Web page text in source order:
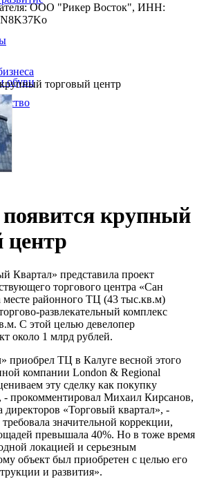
обуви
ООО "Рикер Восток", ИНН:
торговый центр
крупный
центр
Квартал» представила проект
торгового центра «Сан
районного ТЦ (43 тыс.кв.м)
развлекательный комплекс
С этой целью девелопер
около 1 млрд рублей.
приобрел ТЦ в Калуге весной этого
компании London & Regional
эту сделку как покупку
- прокомментировал Михаил Кирсанов,
директоров «Торговый квартал», -
значительной коррекции,
превышала 40%. Но в тоже время
локацией и серьезным
объект был приобретен с целью его
и развития».